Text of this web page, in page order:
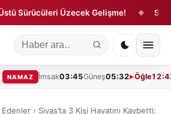
Üzecek Gelişme! ◆ Sivas’ta
NAMAZ İmsak03:45Güneş05:32 Öğle
Edenler › Sivas’ta 3 Kişi Hayatını Kaybetti: